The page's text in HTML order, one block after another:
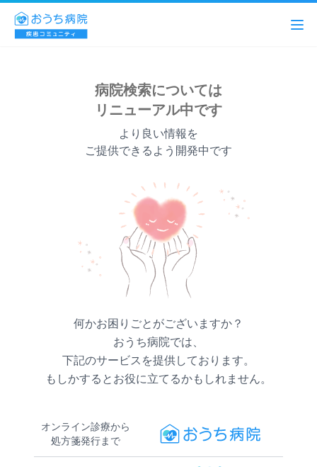
病院検索については
リニューアル中です
より良い情報を
ご提供できるよう開発中です
何かお困りごとがございますか？
おうち病院では、
下記のサービスを提供しております。
もしかするとお役に立てるかもしれません。
オンライン診療から
処方箋発行まで